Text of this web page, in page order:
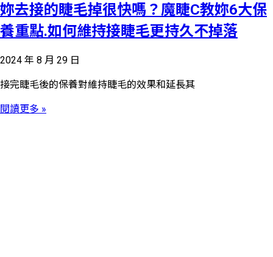
妳去接的睫毛掉很快嗎？魔睫C教妳6大保
養重點.如何維持接睫毛更持久不掉落
2024 年 8 月 29 日
接完睫毛後的保養對維持睫毛的效果和延長其
閱讀更多 »